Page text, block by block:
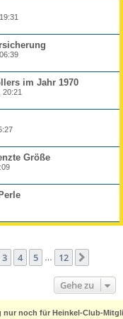
im Jahr 1970
20:21
Größe
12
3 4 5 12
Gehe zu
nur noch für Heinkel-Club-